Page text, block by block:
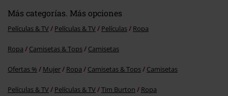
Más categorías. Más opciones
Películas & TV Películas & TV Películas Ropa
Ropa Camisetas & Tops Camisetas
Ofertas % Mujer Ropa Camisetas & Tops Camisetas
Películas & TV Películas & TV Tim Burton Ropa